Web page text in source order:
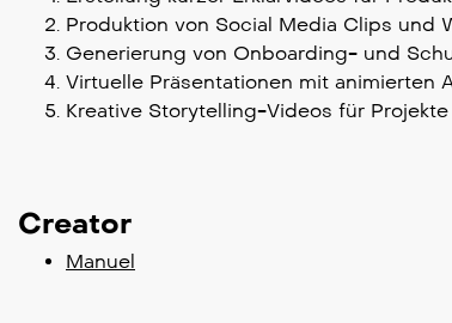
Produktion von Social Media Clips und
Generierung von Onboarding- und
Virtuelle Präsentationen mit animierten
Kreative Storytelling-Videos für
Creator
Manuel